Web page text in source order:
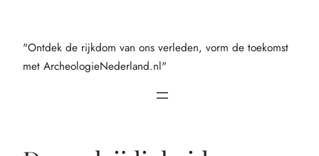
"Ontdek de rijkdom van ons verleden, vorm de toekomst
met ArcheologieNederland.nl"